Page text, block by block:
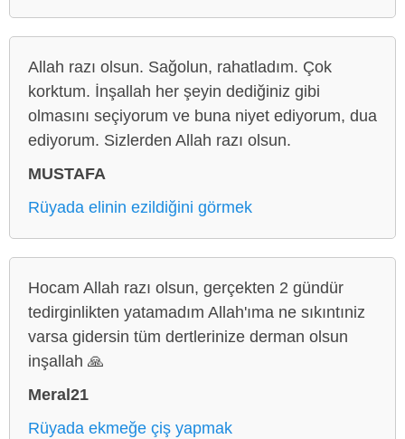
Allah razı olsun. Sağolun, rahatladım. Çok
korktum. İnşallah her şeyin dediğiniz gibi
olmasını seçiyorum ve buna niyet ediyorum, dua
ediyorum. Sizlerden Allah razı olsun.
MUSTAFA
Rüyada elinin ezildiğini görmek
Hocam Allah razı olsun, gerçekten 2 gündür
tedirginlikten yatamadım Allah'ıma ne sıkıntıniz
varsa gidersin tüm dertlerinize derman olsun
inşallah 🙏
Meral21
Rüyada ekmeğe çiş yapmak